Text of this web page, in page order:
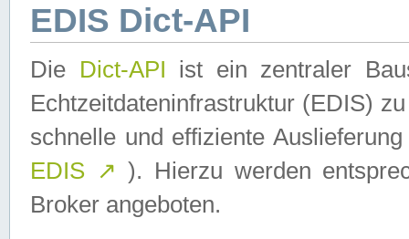
EDIS Dict-API
Die Dict-API ist ein zentraler
Echtzeitdateninfrastruktur (EDIS)
schnelle und effiziente
EDIS ↗ ). Hierzu werden
Broker angeboten.